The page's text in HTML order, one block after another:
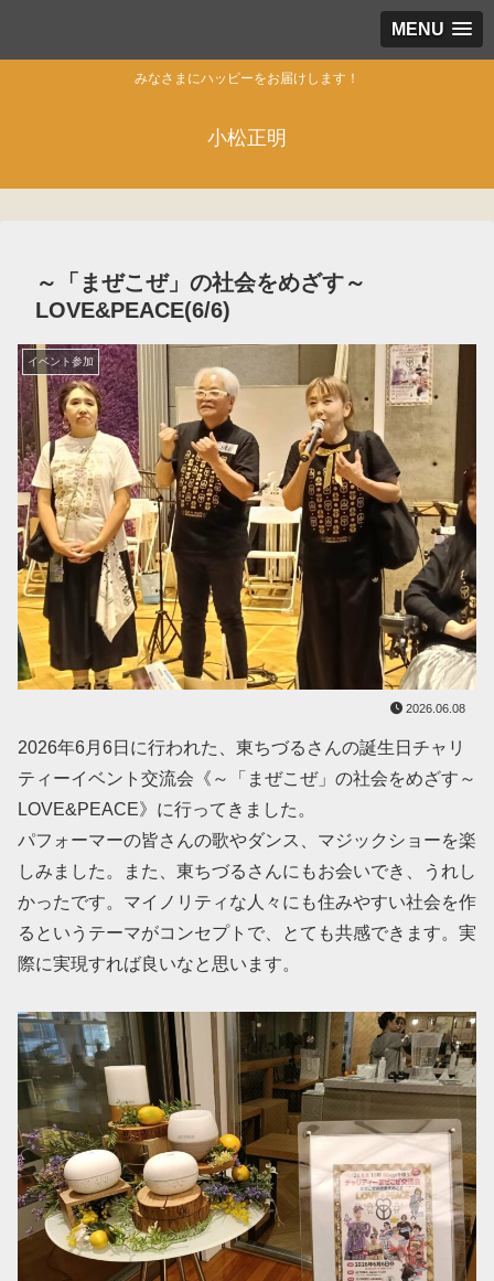
MENU
みなさまにハッピーをお届けします！
小松正明
～「まぜこぜ」の社会をめざす～
LOVE&PEACE(6/6)
イベント参加
2026.06.08
2026年6月6日に行われた、東ちづるさんの誕生日チャリ
ティーイベント交流会《～「まぜこぜ」の社会をめざす～
LOVE&PEACE》に行ってきました。
パフォーマーの皆さんの歌やダンス、マジックショーを楽
しみました。また、東ちづるさんにもお会いでき、うれし
かったです。マイノリティな人々にも住みやすい社会を作
るというテーマがコンセプトで、とても共感できます。実
際に実現すれば良いなと思います。